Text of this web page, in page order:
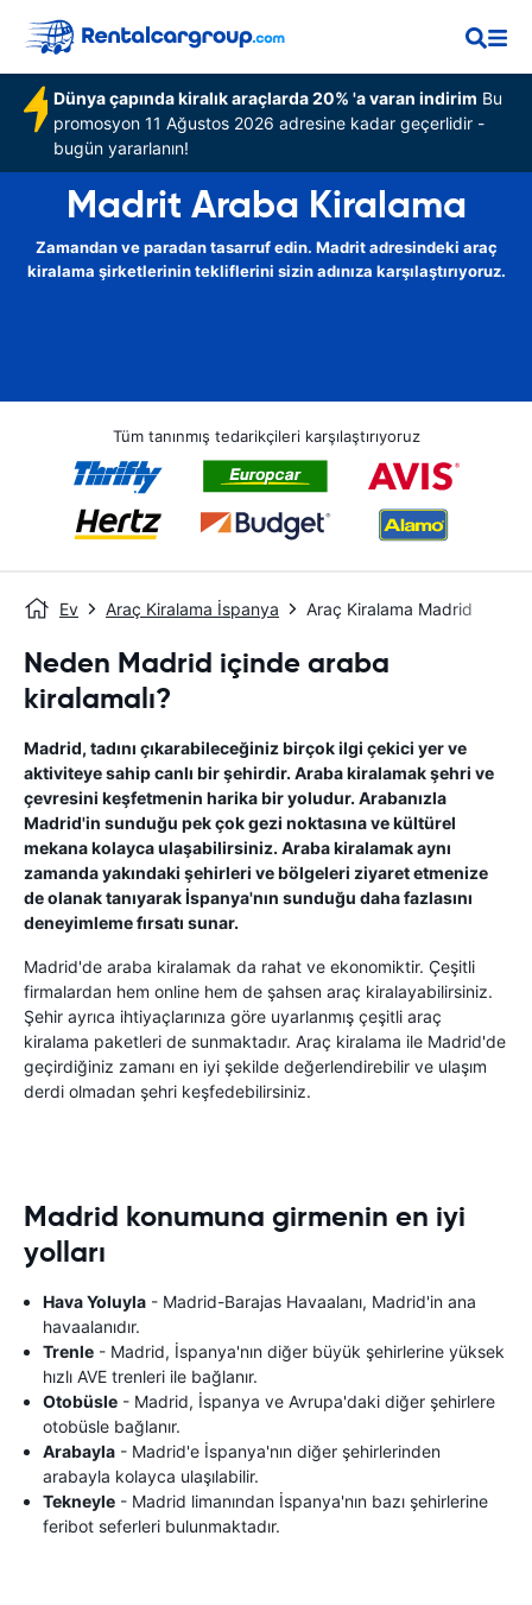
Dünya çapında kiralık araçlarda 20% 'a varan indirim Bu
promosyon 11 Ağustos 2026 adresine kadar geçerlidir -
bugün yararlanın!
Madrit Araba Kiralama
Zamandan ve paradan tasarruf edin. Madrit adresindeki araç
kiralama şirketlerinin tekliflerini sizin adınıza karşılaştırıyoruz.
Tüm tanınmış tedarikçileri karşılaştırıyoruz
Ev Araç Kiralama İspanya Araç Kiralama Madrid
Neden Madrid içinde araba
kiralamalı?
Madrid, tadını çıkarabileceğiniz birçok ilgi çekici yer ve
aktiviteye sahip canlı bir şehirdir. Araba kiralamak şehri ve
çevresini keşfetmenin harika bir yoludur. Arabanızla
Madrid'in sunduğu pek çok gezi noktasına ve kültürel
mekana kolayca ulaşabilirsiniz. Araba kiralamak aynı
zamanda yakındaki şehirleri ve bölgeleri ziyaret etmenize
de olanak tanıyarak İspanya'nın sunduğu daha fazlasını
deneyimleme fırsatı sunar.
Madrid'de araba kiralamak da rahat ve ekonomiktir. Çeşitli
firmalardan hem online hem de şahsen araç kiralayabilirsiniz.
Şehir ayrıca ihtiyaçlarınıza göre uyarlanmış çeşitli araç
kiralama paketleri de sunmaktadır. Araç kiralama ile Madrid'de
geçirdiğiniz zamanı en iyi şekilde değerlendirebilir ve ulaşım
derdi olmadan şehri keşfedebilirsiniz.
Madrid konumuna girmenin en iyi
yolları
Hava Yoluyla - Madrid-Barajas Havaalanı, Madrid'in ana
havaalanıdır.
Trenle - Madrid, İspanya'nın diğer büyük şehirlerine yüksek
hızlı AVE trenleri ile bağlanır.
Otobüsle - Madrid, İspanya ve Avrupa'daki diğer şehirlere
otobüsle bağlanır.
Arabayla - Madrid'e İspanya'nın diğer şehirlerinden
arabayla kolayca ulaşılabilir.
Tekneyle - Madrid limanından İspanya'nın bazı şehirlerine
feribot seferleri bulunmaktadır.